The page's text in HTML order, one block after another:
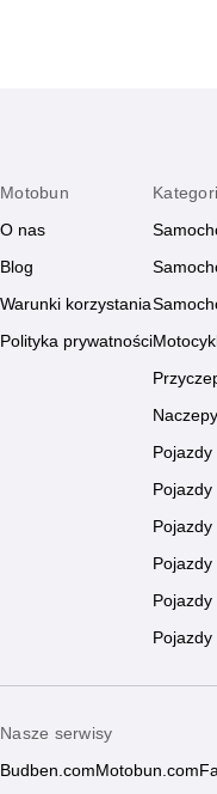
Motobun
O nas
Blog
Warunki korzystania
Polityka prywatności
Naczepy
Pojazdy
Nasze serwisy
Budben.com Motobun.com